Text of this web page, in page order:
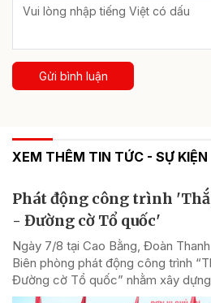
Gửi bình luận
XEM THÊM TIN TỨC - SỰ KIỆN
Phát động công trình
- Đường cờ Tổ quốc'
Ngày 7/8 tại Cao Bằng, Đoàn
Biên phòng phát động công trình
Đường cờ Tổ quốc” nhằm xây